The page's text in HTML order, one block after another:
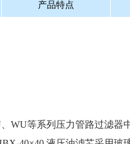
产品特点
WU等系列压力管路过滤器